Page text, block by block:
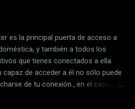
Para ello, podremos contar con la
colaborar para ayudarte a
Esta función es opcional, por lo que
puedes ir completamente solo
Journey se lanzó como un juego
2012 para la PS3. Posteriormente
es la principal puerta de acceso a
y también a todos los
que tienes conectados a ella.
capaz de acceder a él no sólo puede
de tu conexión , en el caso de